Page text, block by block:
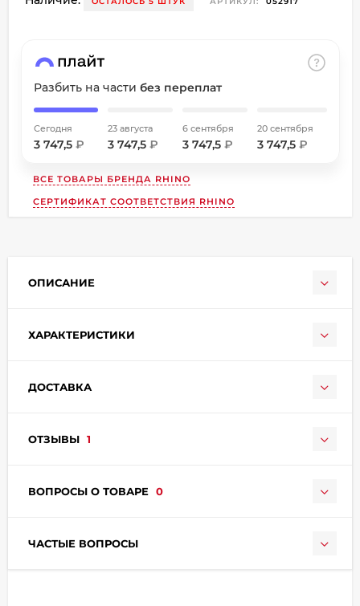
Разбить на части без переплат
Сегодня
3 747,5 ₽
23 августа
3 747,5₽
6 сентября
3 747,5 ₽
20 сентября
3 747,5 ₽
ВСЕ ТОВАРЫ БРЕНДА RHINO
СЕРТИФИКАТ СООТВЕТСТВИЯ RHINO
ОПИСАНИЕ
ХАРАКТЕРИСТИКИ
ДОСТАВКА
ОТЗЫВЫ 1
ВОПРОСЫ О ТОВАРЕ 0
ЧАСТЫЕ ВОПРОСЫ
раз в 2 недели
8 800 302-02-51